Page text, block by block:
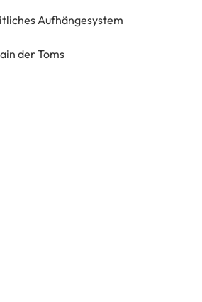
Aufhängesystem
der Toms